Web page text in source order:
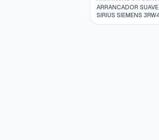
ARRANCADOR SUAVE
SIRIUS SIEMENS 3RW40 S0
38A, 18.5KW/400V